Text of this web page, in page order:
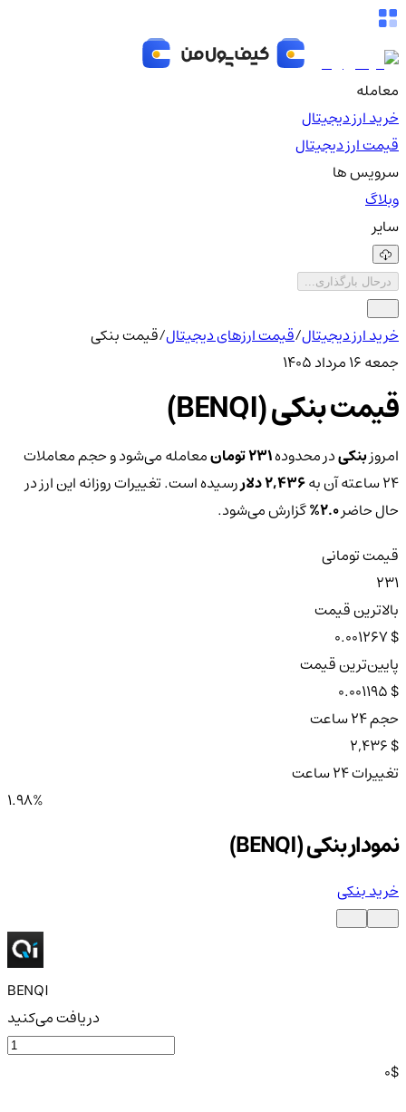
معامله
خرید ارز دیجیتال
قیمت ارز دیجیتال
سرویس ها
وبلاگ
سایر
درحال بارگذاری...
خرید ارز دیجیتال/قیمت ارزهای دیجیتال/قیمت بنکی
جمعه ۱۶ مرداد ۱۴۰۵
قیمت بنکی (BENQI)
امروزبنکیدر محدوده231 تومان
معامله می‌شود و حجم معاملات
۲۴ ساعته آن به
2,436 دلار
رسیده است. تغییرات روزانه این ارز در
حال حاضر2.0% گزارش می‌شود.
قیمت تومانی
231
بالاترین قیمت
$ 0.001267
پایین‌ترین قیمت
$ 0.001195
حجم ۲۴ ساعت
$ 2,436
تغییرات ۲۴ ساعت
1.98%
نمودار بنکی (BENQI)
خرید بنکی
BENQI
دریافت می‌کنید
0$